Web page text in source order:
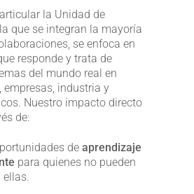
la Unidad de
que se integran la mayoría
se enfoca en
responde y trata de
del mundo real en
empresas, industria y
Nuestro impacto directo
de:
de aprendizaje
para quienes no pueden
ellas.